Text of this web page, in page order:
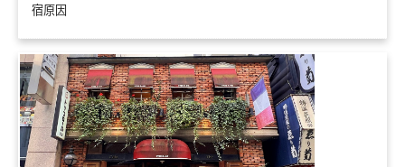
宿原因